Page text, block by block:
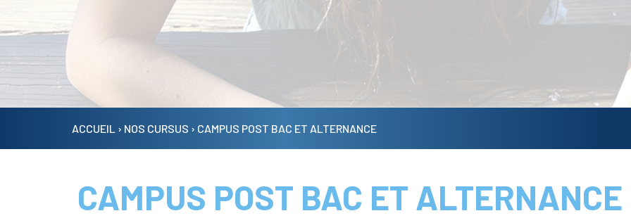
Actualités
Connaissances (3C)
TECHNOLOGIQUE
PROFESSIONNEL
ACCUEIL › NOS CURSUS › CAMPUS POST BAC ET ALTERNANCE
CAMPUS POST BAC ET ALTERNANCE